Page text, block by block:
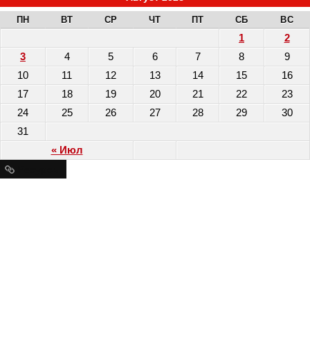
ПН ВТ СР ЧТ ПТ СБ ВС
« Июл
1
2
3
4 5 6 7 8
9
10
11 12 13 14 15
16
17
18 19 20 21 22
23
24
25 26 27 28 29
30
31